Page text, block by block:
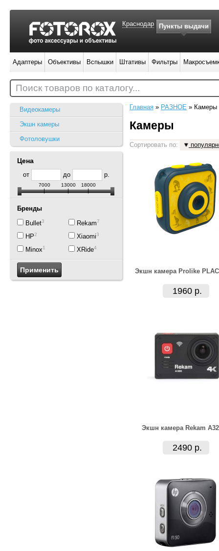
Видеокамеры
Экшн камеры
Фотоловушки
Цена
от до р.
7000 13000 18000
Бренды
Bullet3
HP2
Minox1
Rekam7
Xiaomi3
XRide4
Главная » РАЗНОЕ » Камеры
Камеры
Сортировать по:
Экшн камера Prolike
1960 р.
Экшн камера Rekam
2490 р.
Краснодар Пункты выдачи
Адаптеры Объективы Вспышки Штативы Фильтры
Поиск товаров по каталогу...